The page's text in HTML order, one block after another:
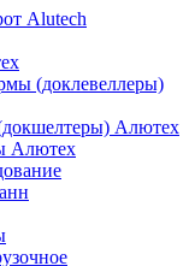
Alutech
(доклевеллеры)
Алютех
Алютех